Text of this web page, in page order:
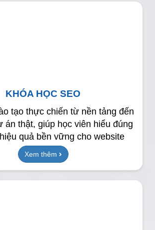
KHÓA HỌC SEO
tạo thực chiến từ nền tảng đến
án thật, giúp học viên hiểu đúng
quả bền vững cho website
Xem thêm